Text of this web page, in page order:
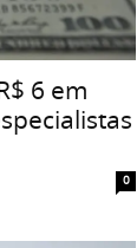
6 em
0